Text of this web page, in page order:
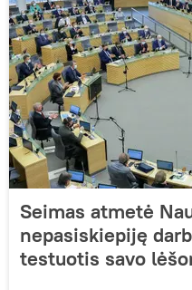
Seimas atmetė
nepasiskiepiję
testuotis savo